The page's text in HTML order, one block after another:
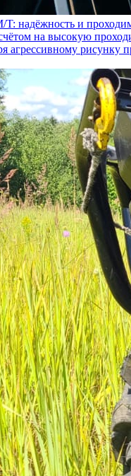
и
на высокую
агрессивному